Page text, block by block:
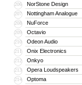
206 NorStone Design
207 Nottingham Analogue
208 NuForce
209 Octavio
210 Odeon Audio
211 Onix Electronics
212 Onkyo
213 Opera Loudspeakers
214 Optoma